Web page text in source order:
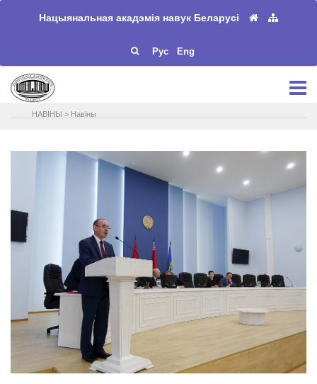
Нацыянальная акадэмія навук Беларусі
Рус Eng
НАВIНЫ > Навіны